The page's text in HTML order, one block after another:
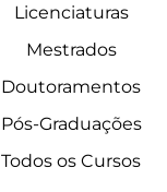
Licenciaturas
Mestrados
Doutoramentos
Pós-Graduações
Todos os Cursos